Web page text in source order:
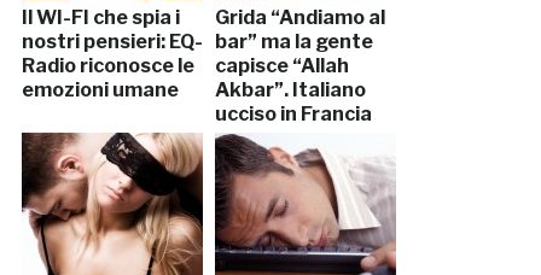
Il WI-FI che spia i
nostri pensieri: EQ-
Radio riconosce le
emozioni umane
Grida “Andiamo al
bar” ma la gente
capisce “Allah
Akbar”. Italiano
ucciso in Francia